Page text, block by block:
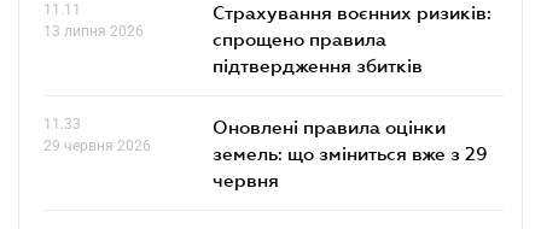
11.11
13 липня 2026
Страхування воєнних ризиків:
спрощено правила
підтвердження збитків
11.33
29 червня 2026
Оновлені правила оцінки
земель: що зміниться вже з 29
червня